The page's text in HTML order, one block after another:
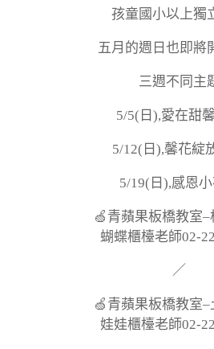
孩童國小以上獨
五月的週日也即將
三週不同主
5/5(日),愛在甜
5/12(日),馨花綻
5/19(日),感恩
🍏青蘋果板橋教室–
蝴蝶櫃檯老師02-
／
🍏青蘋果板橋教室–
娃娃櫃檯老師02-